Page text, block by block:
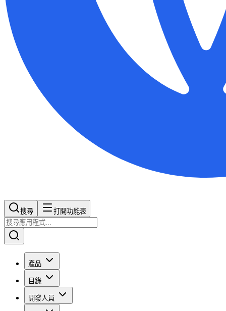
搜尋​​​​ 打開功能表
產品
目錄
開發人員